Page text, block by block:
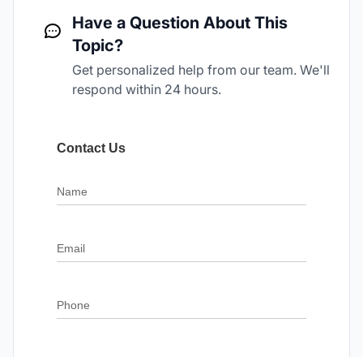
Have a Question About This
Topic?
Get personalized help from our team. We'll
respond within 24 hours.